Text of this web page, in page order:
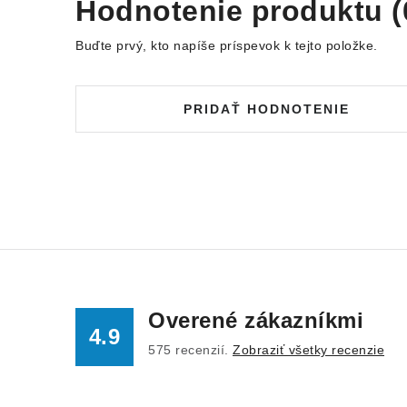
Hodnotenie produktu
Buďte prvý, kto napíše príspevok k tejto položke.
PRIDAŤ HODNOTENIE
4.9
Overené zákazníkmi
575 recenzií. Zobraziť všetky recenzie